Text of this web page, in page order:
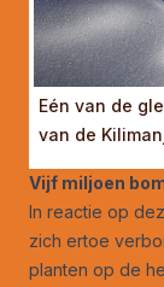
Eén van de
van de
Vijf miljoen
In reactie op
zich ertoe
planten op de